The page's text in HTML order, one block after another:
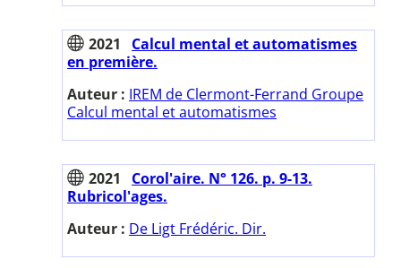
2021
Calcul mental et automatismes
en première.
Auteur : IREM de Clermont-Ferrand Groupe
Calcul mental et automatismes
2021
Corol'aire. N° 126. p. 9-13.
Rubricol'ages.
Auteur : De Ligt Frédéric. Dir.